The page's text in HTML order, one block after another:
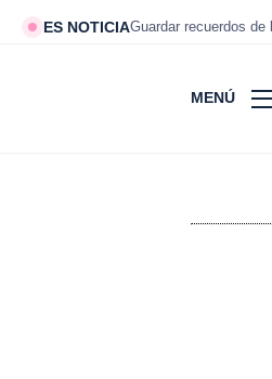
ES NOTICIAGuardar recuerdos de
MENÚ